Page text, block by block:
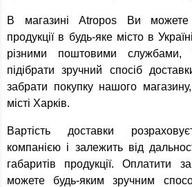
В магазині Atropos Ви можете
продукції в будь-яке місто в
різними поштовими
підібрати зручний спосіб
забрати покупку нашого
місті Харків.
Вартість доставки
компанією і залежить від
габаритів продукції. Оплатити
можете будь-яким зручним